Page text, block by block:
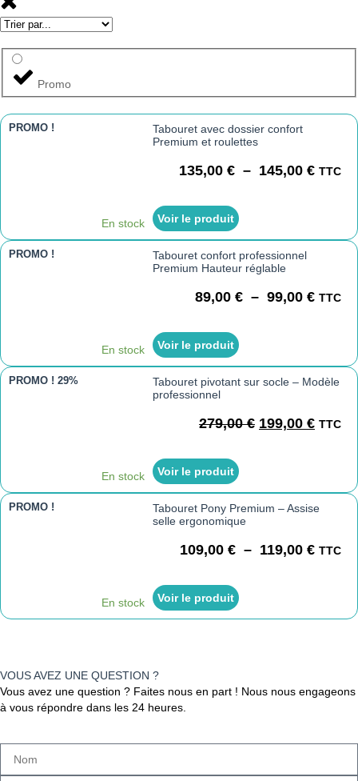
Promo
PROMO !
En stock
Tabouret avec dossier confort
Premium et roulettes
135,00 € – 145,00 € TTC
Voir le produit
PROMO !
En stock
Tabouret confort professionnel
Premium Hauteur réglable
89,00 € – 99,00 € TTC
Voir le produit
PROMO ! 29%
En stock
Tabouret pivotant sur socle – Modèle
professionnel
279,00€ 199,00 € TTC
Voir le produit
PROMO !
En stock
Tabouret Pony Premium – Assise
selle ergonomique
109,00 € – 119,00 € TTC
Voir le produit
VOUS AVEZ UNE QUESTION ?
Vous avez une question ? Faites nous en part ! Nous nous engageons
à vous répondre dans les 24 heures.